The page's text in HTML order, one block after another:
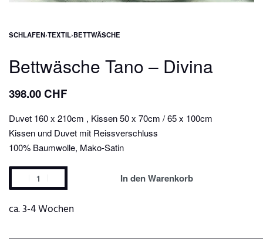
SCHLAFEN›TEXTIL›BETTWÄSCHE
Bettwäsche Tano – Divina
398.00CHF
Duvet 160 x 210cm , Kissen 50 x 70cm / 65 x 100cm
Kissen und Duvet mit Reissverschluss
100% Baumwolle, Mako-Satin
In den Warenkorb
ca. 3-4 Wochen